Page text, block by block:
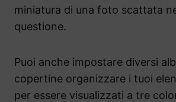
miniatura di una foto scattata
questione.
Puoi anche impostare diversi
copertine organizzare i tuoi
per essere visualizzati a tre